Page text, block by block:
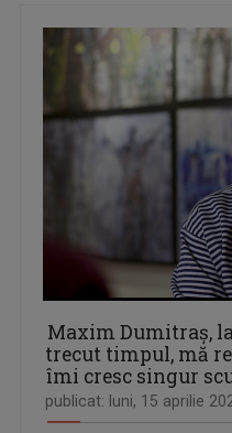
Maxim Dumitraș,
trecut timpul, mă
îmi cresc singur
publicat: luni, 15 aprilie